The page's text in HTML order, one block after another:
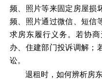
频、照片等来固定房屋损
频、照片通过微信、短信
求房东履行义务。若协
办、住建部门投诉调解；
讼。
退租时，如何辨析房